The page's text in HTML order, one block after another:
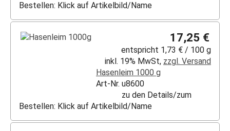
Bestellen: Klick auf Artikelbild/Name
17,25 €
entspricht 1,73 € / 100 g
inkl. 19% MwSt, zzgl. Versand
Hasenleim 1000 g
Art-Nr. u8600
zu den Details/zum
Bestellen: Klick auf Artikelbild/Name